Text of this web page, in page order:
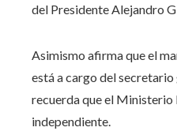
del Presidente Alejandro
Asimismo afirma que el
está a cargo del
recuerda que el Ministerio
independiente.